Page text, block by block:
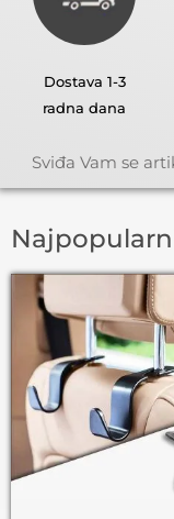
Dostava 1-3
radna dana
Sviđa Vam se